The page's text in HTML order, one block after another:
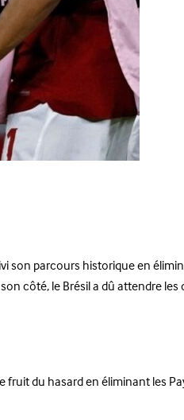
son parcours historique en
côté, le Brésil a dû attendre
du hasard en éliminant les